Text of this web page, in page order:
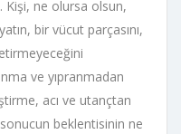
ne olursa olsun,
bir vücut parçasını,
ve yıpranmadan
acı ve utançtan
beklentisinin ne